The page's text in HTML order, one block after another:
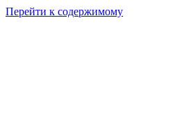
Перейти к содержимому